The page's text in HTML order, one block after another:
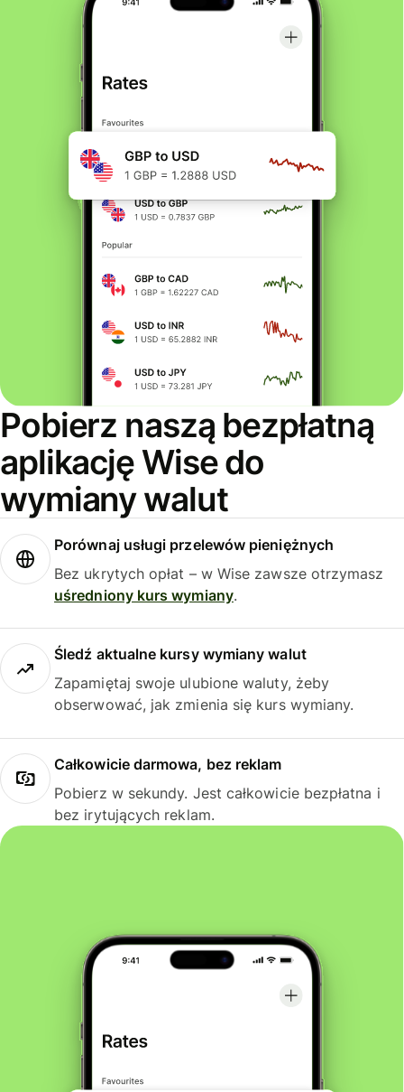
Pobierz naszą bezpłatną
aplikację Wise do
wymiany walut
Porównaj usługi przelewów pieniężnych
Bez ukrytych opłat – w Wise zawsze otrzymasz
uśredniony kurs wymiany.
Śledź aktualne kursy wymiany walut
Zapamiętaj swoje ulubione waluty, żeby
obserwować, jak zmienia się kurs wymiany.
Całkowicie darmowa, bez reklam
Pobierz w sekundy. Jest całkowicie bezpłatna i
bez irytujących reklam.